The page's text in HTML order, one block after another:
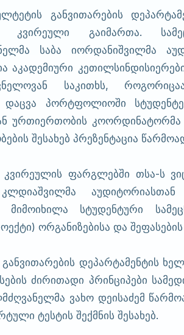
განვითარების
კვირეული გაიმართა.
საბა იორდანიშვილმა
აკადემიური
საკითხს,
დაცვა პორტფოლიოში
ურთიერთობის კოორდინატორმა
შესახებ პრეზენტაცია
კვირეულის ფარგლებში თსა-ს
აუდიტორიასთან
მიმოიხილა სტუდენტური
ორგანიზებისა და
დეპარტამენტის
ძირითადი პრინციპები
ვახო დეისაძემ
ტესტის შექმნის შესახებ.